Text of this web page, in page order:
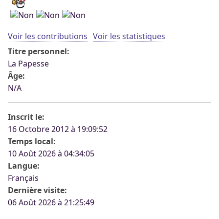
Voir les contributions Voir les statistiques
Titre personnel:
La Papesse
Âge:
N/A
Inscrit le:
16 Octobre 2012 à 19:09:52
Temps local:
10 Août 2026 à 04:34:05
Langue:
Français
Dernière visite:
06 Août 2026 à 21:25:49